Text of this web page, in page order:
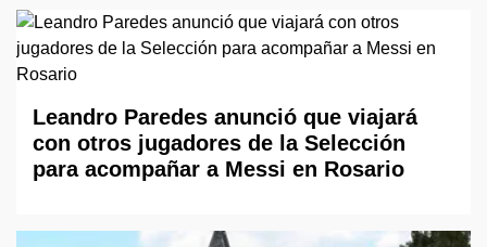
Leandro Paredes anunció que viajará
con otros jugadores de la Selección
para acompañar a Messi en Rosario